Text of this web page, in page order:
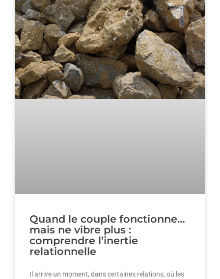
Quand le couple fonctionne…
mais ne vibre plus :
comprendre l’inertie
relationnelle
Il arrive un moment, dans certaines relations, où les